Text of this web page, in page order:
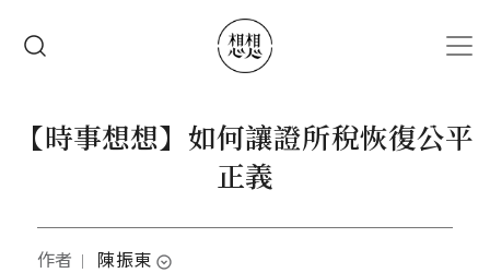
【時事想想】如何讓證所稅恢復公平
正義
作者 ｜ 陳振東 expand_circle_down